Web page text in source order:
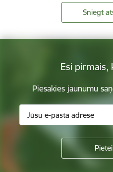
Sniegt
Esi pirmais,
Piesakies jaunumu